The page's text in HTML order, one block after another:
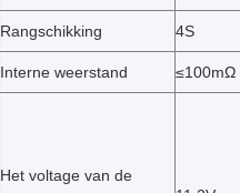
Rangschikking 4S
Interne weerstand ≤100mΩ
Het voltage van de